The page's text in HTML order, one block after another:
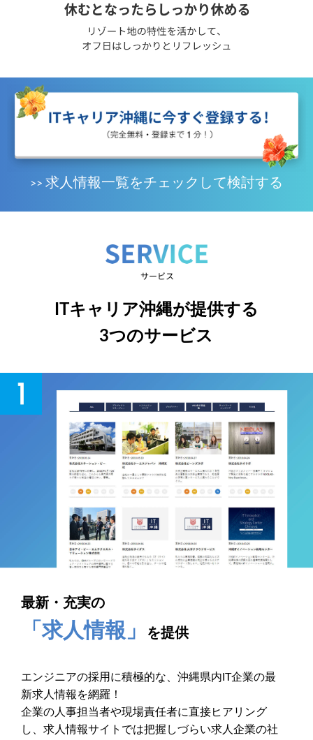
>> 求人情報一覧をチェックして検討する
ITキャリア沖縄が提供する
3つのサービス
最新・充実の
「求人情報」 を提供
エンジニアの採用に積極的な、沖縄県内IT企業の最
新求人情報を網羅！
企業の人事担当者や現場責任者に直接ヒアリング
し、求人情報サイトでは把握しづらい求人企業の社